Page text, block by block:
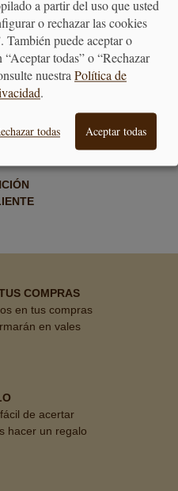
DEVOLUCIONES
30 DÍAS
COMPRAS
en tus compras
en vales
de acertar
hacer un regalo
a partir del uso que usted
o rechazar las cookies
También puede aceptar o
todas” o “Rechazar
nuestraPolítica de
.
todas Aceptar todas